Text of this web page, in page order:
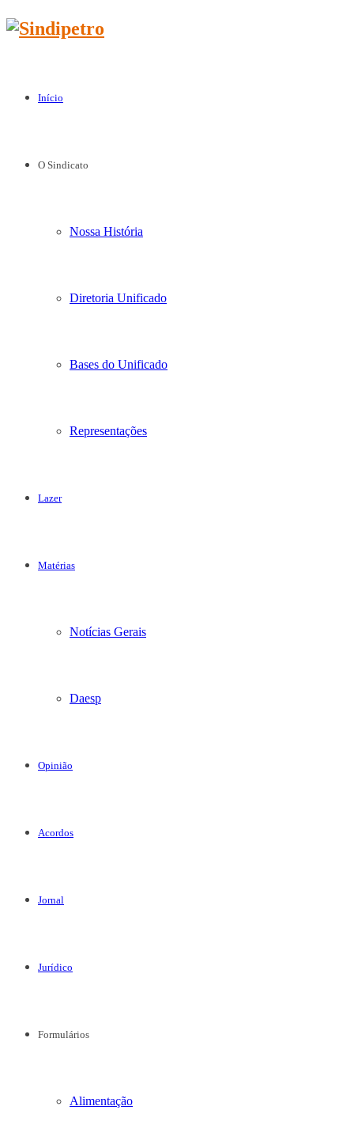
Início
O Sindicato
Nossa História
Diretoria Unificado
Bases do Unificado
Representações
Lazer
Matérias
Notícias Gerais
Daesp
Opinião
Acordos
Jornal
Jurídico
Formulários
Alimentação